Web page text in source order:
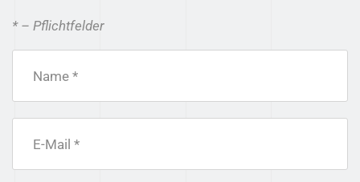
* – Pflichtfelder
Name *
E-Mail *